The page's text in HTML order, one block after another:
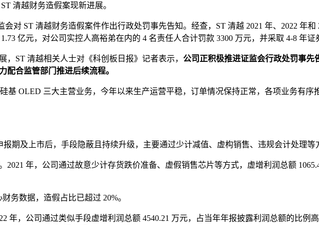
ST 清越财务造假案现新进展。
对 ST 清越财务造假案件作出行政处罚事先告知。经查，ST 清越 2021 年、2022 年
亿元，对公司实控人高裕弟在内的 4 名责任人合计罚款 3300 万元，并采取 4-8 年证
ST 清越相关人士对《科创板日报》记者表示， 公司正积极推进证监会行政处罚事先
配合监管部门推进后续流程。
基 OLED ‌三大主营业务，今年以来生产运营平稳，订单情况保持正常，各项业务有
期及上市后，手段隐蔽且持续升级，主要通过少计减值、虚构销售、违规会计处理等
年，公司通过故意少计存货跌价准备、虚假销售芯片等方式，虚增利润总额
务数据，造假占比已超过 20%。
年，公司通过类似手段虚增利润总额 4540.21 万元，占当年年报披露利润总额的比例